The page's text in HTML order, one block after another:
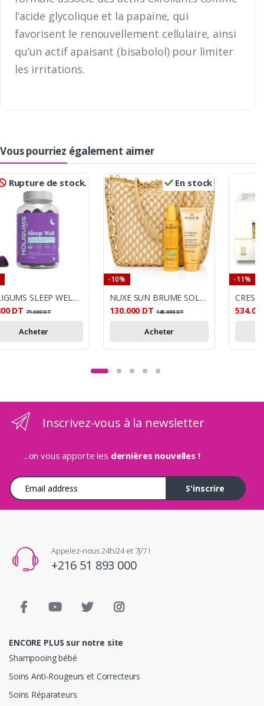
l’acide glycolique et la papaïne, qui
favorisent le renouvellement cellulaire, ainsi
qu’un actif apaisant (bisabolol) pour limiter
les irritations.
Vous pourriez également aimer
Rupture de stock.
HOLIGUMS SLEEP WELL 60 GUMMIES
DT 71.600DT
Acheter
En stock
-10%
NUXE SUN BRUME SOLAIRE FRAICHE SPF30 + LAIT DE CORPS SUBLIMATEUR 200ML+SAC DE PLAGE OFFERTS
130.000 DT 145.000DT
Acheter
-11%
Inscrivez-vous à la newsletter
...on vous apporte les dernières nouvelles !
Adresse e-mail
S'inscrire
Appelez-nous 24h/24 et 7j/7 !
+216 51 893 000
ENCORE PLUS sur notre site
Shampooing bébé
Soins Anti-Rougeurs et Correcteurs
Soins Réparateurs